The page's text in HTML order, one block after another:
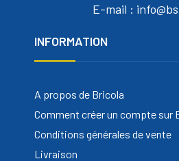
E-mail :
INFORMATION
A propos de Bricola
Comment créer un compte sur
Conditions générales de vente
Livraison